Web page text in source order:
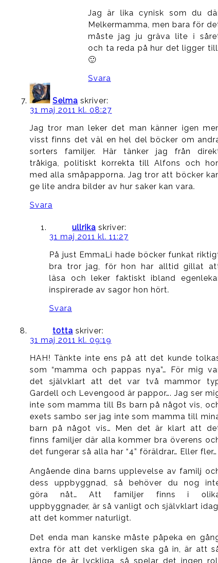
Jag är lika cynisk som du
Melkermamma, men bara för
måste jag ju gräva lite i
och ta reda på hur det ligger
🙂
Svara
Selma skriver:
31 maj 2011 kl. 08:27
Jag tror man leker det man känner igen
visst finns det väl en hel del böcker om
sorters familjer. Här tänker jag från
tråkiga, politiskt korrekta till Alfons och
med alla småpapporna. Jag tror att böcker
ge lite andra bilder av hur saker kan vara.
Svara
ullrika skriver:
31 maj 2011 kl. 11:27
På just EmmaLi hade böcker funkat
bra tror jag, för hon har alltid gillat
läsa och leker faktiskt ibland
inspirerade av sagor hon hört.
Svara
t0tta skriver:
31 maj 2011 kl. 09:19
HAH! Tänkte inte ens på att det kunde
som “mamma och pappas nya”… För mig
det självklart att det var två mammor
Gardell och Levengood är pappor…. Jag ser
inte som mamma till Bs barn på något vis,
exets sambo ser jag inte som mamma till
barn på något vis… Men det är klart att
finns familjer där alla kommer bra överens
det fungerar så alla har “4” föräldrar… Eller fler…
Angående dina barns upplevelse av familj
dess uppbyggnad, så behöver du nog
göra nåt… Att familjer finns i
uppbyggnader, är så vanligt och självklart
att det kommer naturligt.
Det enda man kanske måste påpeka en
extra för att det verkligen ska gå in, är att
länge de är lyckliga, så spelar det ingen